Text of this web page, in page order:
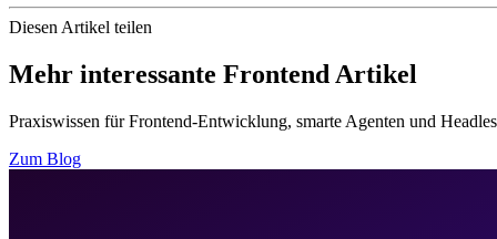
Diesen Artikel teilen
Mehr interessante Frontend Artikel
Praxiswissen für Frontend-Entwicklung, smarte Agenten und
Zum Blog